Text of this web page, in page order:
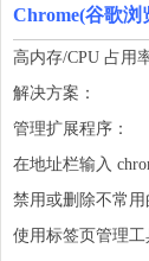
Chrome(谷歌浏
高内存/CPU 占用
解决方案：
管理扩展程序：
在地址栏输入
禁用或删除不常用
使用标签页管理工